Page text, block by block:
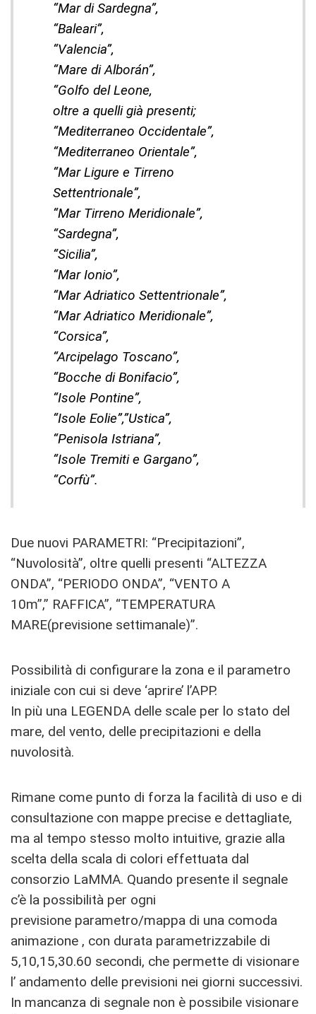
“Mar di Sardegna”,
“Baleari”,
“Valencia”,
“Mare di Alborán”,
“Golfo del Leone,
oltre a quelli già presenti;
“Mediterraneo Occidentale”,
“Mediterraneo Orientale”,
“Mar Ligure e Tirreno
Settentrionale”,
“Mar Tirreno Meridionale”,
“Sardegna”,
“Sicilia”,
“Mar Ionio”,
“Mar Adriatico Settentrionale”,
“Mar Adriatico Meridionale”,
“Corsica”,
“Arcipelago Toscano”,
“Bocche di Bonifacio”,
“Isole Pontine”,
“Isole Eolie”,”Ustica”,
“Penisola Istriana”,
“Isole Tremiti e Gargano”,
“Corfù”.
Due nuovi PARAMETRI: “Precipitazioni”,
“Nuvolosità”, oltre quelli presenti “ALTEZZA
ONDA”, “PERIODO ONDA”, “VENTO A
10m”,” RAFFICA”, “TEMPERATURA
MARE(previsione settimanale)”.
Possibilità di configurare la zona e il parametro
iniziale con cui si deve ‘aprire’ l’APP.
In più una LEGENDA delle scale per lo stato del
mare, del vento, delle precipitazioni e della
nuvolosità.
Rimane come punto di forza la facilità di uso e di
consultazione con mappe precise e dettagliate,
ma al tempo stesso molto intuitive, grazie alla
scelta della scala di colori effettuata dal
consorzio LaMMA. Quando presente il segnale
c’è la possibilità per ogni
previsione parametro/mappa di una comoda
animazione , con durata parametrizzabile di
5,10,15,30.60 secondi, che permette di visionare
l’ andamento delle previsioni nei giorni successivi.
In mancanza di segnale non è possibile visionare